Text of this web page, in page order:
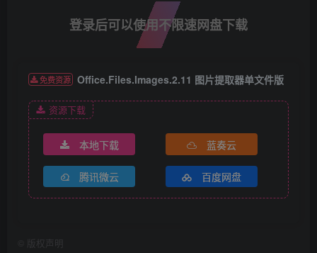
登录后可以使用不限速网盘下载
免费资源 Office.Files.Images.2.11 图片提取器单文件版
资源下载
本地下载 蓝奏云
腾讯微云 百度网盘
版权声明